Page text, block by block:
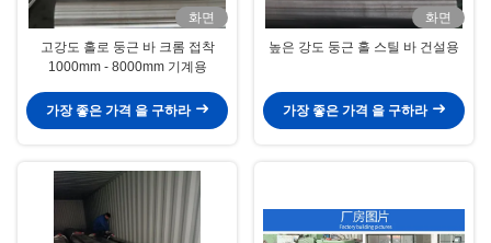
화면
고강도 홀로 둥근 바 크롬 접착
1000mm - 8000mm 기계용
가장 좋은 가격 을 구하라
화면
높은 강도 둥근 홀 스틸 바 건설용
가장 좋은 가격 을 구하라